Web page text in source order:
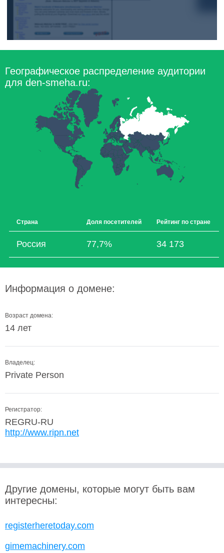
Географическое распределение аудитории
для den-smeha.ru:
Страна Доля посетителей Рейтинг по стране
Россия 77,7% 34 173
Информация о домене:
Возраст домена:
14 лет
Владелец:
Private Person
Регистратор:
REGRU-RU
http://www.ripn.net
Другие домены, которые могут быть вам
интересны:
registerheretoday.com
gimemachinery.com